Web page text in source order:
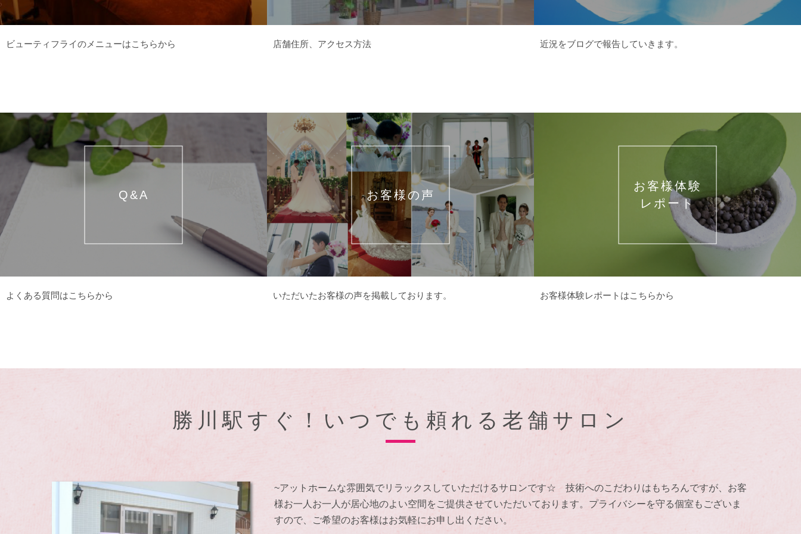
ビューティフライのメニューはこちらから 店舗住所、アクセス方法 近況をブログで報告していきます。
Q&A
よくある質問はこちらから
お客様の声
いただいたお客様の声を掲載しております。
お客様体験
レポート
お客様体験レポートはこちらから
勝川駅すぐ！いつでも頼れる老舗サロン
~アットホームな雰囲気でリラックスしていただけるサロンです☆ 技術へのこだわりはもちろんですが、お客
様お一人お一人が居心地のよい空間をご提供させていただいております。プライバシーを守る個室もございま
すので、ご希望のお客様はお気軽にお申し出ください。